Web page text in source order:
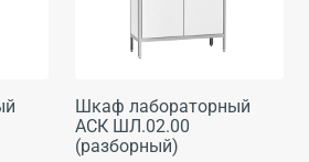
Шкаф лабораторный
АСК ШЛ.02.00
(разборный)